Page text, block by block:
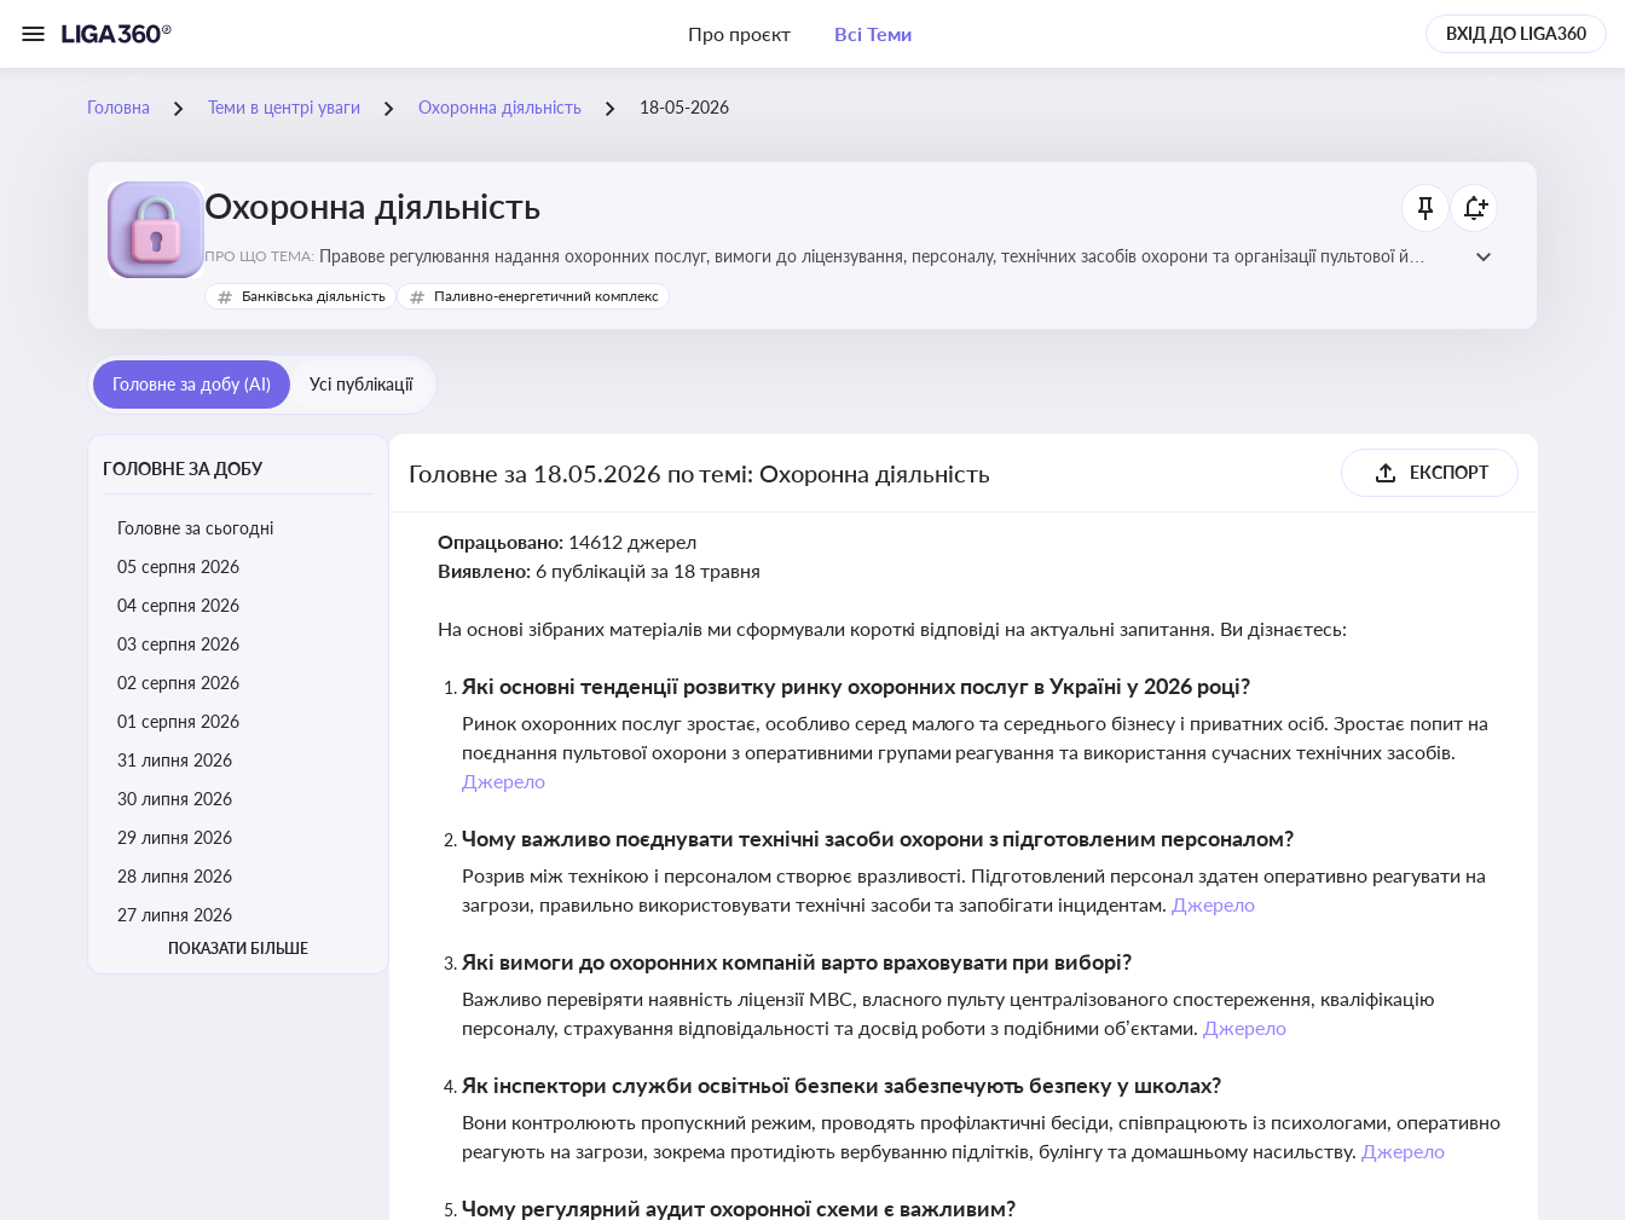
Про проєкт Всі Теми ВХІД ДО LIGA360
Головна Теми в центрі уваги Охоронна діяльність 18-05-2026
Охоронна діяльність
ПРО ЩО ТЕМА: Правове регулювання надання охоронних послуг, вимоги до ліцензування, персоналу, технічних засобів охорони та організації пультової й
фізичної охорони
Банківська діяльність Паливно-енергетичний комплекс
Головне за добу (AI) Усі публікації
ГОЛОВНЕ ЗА ДОБУ
Головне за сьогодні
05 серпня 2026
04 серпня 2026
03 серпня 2026
02 серпня 2026
01 серпня 2026
31 липня 2026
30 липня 2026
29 липня 2026
28 липня 2026
27 липня 2026
ПОКАЗАТИ БІЛЬШЕ
Головне за 18.05.2026 по темі: Охоронна діяльність ЕКСПОРТ
Опрацьовано: 14612 джерел
Виявлено: 6 публікацій за 18 травня
На основі зібраних матеріалів ми сформували короткі відповіді на актуальні запитання. Ви дізнаєтесь:
Які основні тенденції розвитку ринку охоронних послуг в Україні у 2026 році?
Ринок охоронних послуг зростає, особливо серед малого та середнього бізнесу і приватних осіб. Зростає попит на
поєднання пультової охорони з оперативними групами реагування та використання сучасних технічних засобів.
Джерело
Чому важливо поєднувати технічні засоби охорони з підготовленим персоналом?
Розрив між технікою і персоналом створює вразливості. Підготовлений персонал здатен оперативно реагувати на
загрози, правильно використовувати технічні засоби та запобігати інцидентам. Джерело
Які вимоги до охоронних компаній варто враховувати при виборі?
Важливо перевіряти наявність ліцензії МВС, власного пульту централізованого спостереження, кваліфікацію
персоналу, страхування відповідальності та досвід роботи з подібними об’єктами. Джерело
Як інспектори служби освітньої безпеки забезпечують безпеку у школах?
Вони контролюють пропускний режим, проводять профілактичні бесіди, співпрацюють із психологами, оперативно
реагують на загрози, зокрема протидіють вербуванню підлітків, булінгу та домашньому насильству. Джерело
Чому регулярний аудит охоронної схеми є важливим?